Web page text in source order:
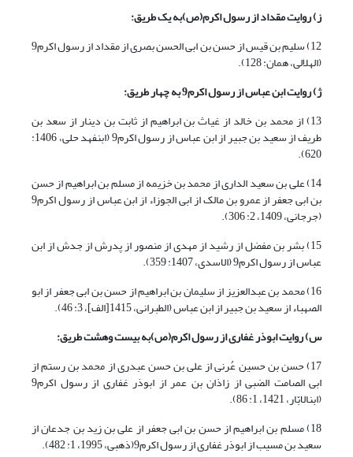
ز) روایت مقداد از رسول اکرم(ص)به یک طریق:
12) سلیم بن قیس از حسن بن ابی الحسن بصری از مقداد از رسول اکرم9
(الهلالی، همان: 128).
ژ) روایت ابن عباس از رسول اکرم9به چهار طریق:
13) از محمد بن خالد از غیاث بن ابراهیم از ثابت بن دینار از سعد بن
طریف از سعید بن جبیر از ابن عباس از رسول اکرم9 (ابن‏فهد حلی، 1406:
620).
14) علی بن سعید الداری از محمد بن خزیمه از مسلم بن ابراهیم از حسن
بن ابی جعفر از عمرو بن مالک از ابی الجوزاء از ابن عباس از رسول اکرم9
(جرجانی، 1409، 2: 306).
15) بشر بن مفضل از رشید از مهدی از منصور از پدرش از جدش از ابن
عباس از رسول اکرم9 (الاسدی، 1407: 359).
16) محمد بن عبدالعزیز از سلیمان بن ابراهیم از حسن بن ابی جعفر از ابو
الصهباء از سعید بن جبیر از ابن عباس (الطبرانی، 1415[الف]، 3: 46).
س) روایت ابوذر غفاری از رسول اکرم(ص)به بیست وهشت طریق:
17) حسن بن حسین عُرنی از علی بن حسن عبدری از محمد بن رستم از
ابی الصامت الضبی از زاذان بن عمر از ابوذر غفاری از رسول اکرم9
(ابن‏الابّار، 1421، 1: 86).
18) مسلم بن ابراهیم از حسن بن ابی جعفر از علی بن زید بن جدعان از
سعید بن مسیب از ابوذر غفاری از رسول اکرم9(ذهبی، 1995، 1: 482).